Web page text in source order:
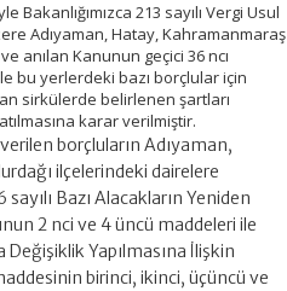
213 sayılı Vergi Usul
Adıyaman, Hatay, Kahramanmaraş
anılan Kanunun geçici 36 ncı
bu yerlerdeki bazı borçlular için
sirkülerde belirlenen şartları
karar verilmiştir.
borçluların Adıyaman,
ilçelerindeki dairelere
Bazı Alacakların Yeniden
2 nci ve 4 üncü maddeleri ile
Değişiklik Yapılmasına İlişkin
birinci, ikinci, üçüncü ve